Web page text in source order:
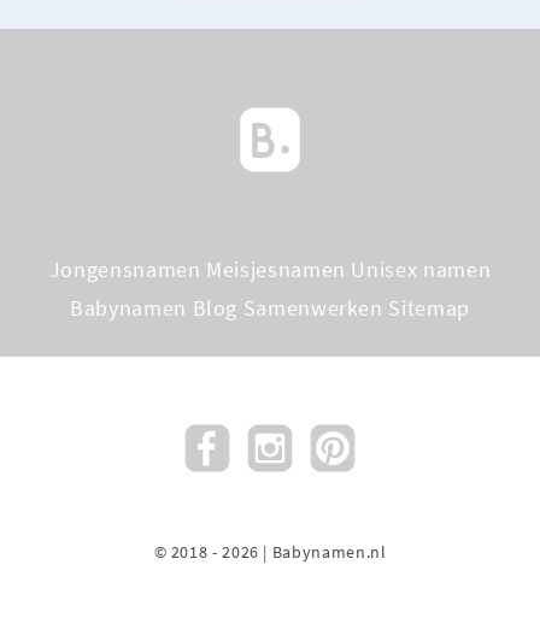
Jongensnamen Meisjesnamen Unisex namen
Babynamen Blog Samenwerken Sitemap
© 2018 - 2026 | Babynamen.nl